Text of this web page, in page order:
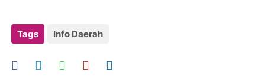
Tags Info Daerah